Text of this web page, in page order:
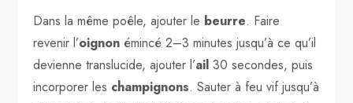
Dans la même poêle, ajouter le beurre. Faire
revenir l’oignon émincé 2–3 minutes jusqu’à ce qu’il
devienne translucide, ajouter l’ail 30 secondes, puis
incorporer les champignons. Sauter à feu vif jusqu’à